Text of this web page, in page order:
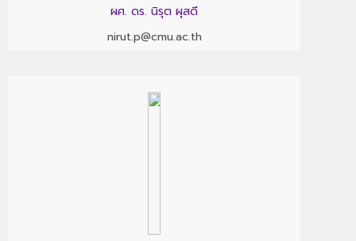
ผศ. ดร. นิรุต ผุสดี
nirut.p@cmu.ac.th